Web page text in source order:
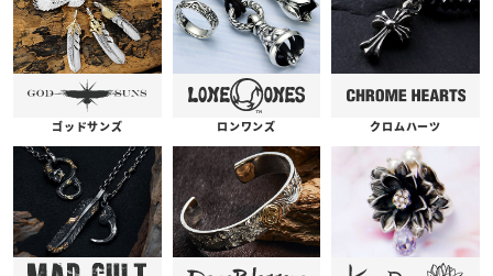
ゴッドサンズ ロンワンズ クロムハーツ